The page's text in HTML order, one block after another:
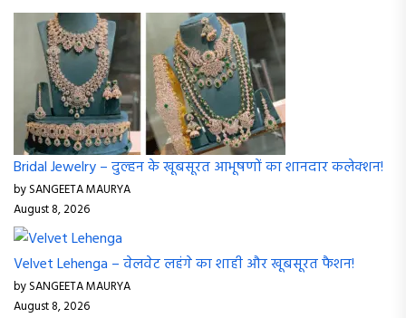
Bridal Jewelry – दुल्हन के खूबसूरत आभूषणों का शानदार कलेक्शन!
by SANGEETA MAURYA
August 8, 2026
Velvet Lehenga – वेलवेट लहंगे का शाही और खूबसूरत फैशन!
by SANGEETA MAURYA
August 8, 2026